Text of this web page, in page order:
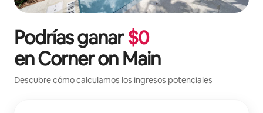
Podrías ganar$0
enCorner on Main
Descubre cómo calculamos los ingresos potenciales